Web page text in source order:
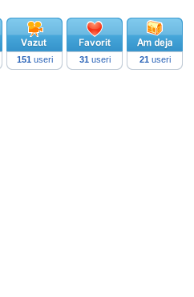
151 useri 31 useri 21 useri